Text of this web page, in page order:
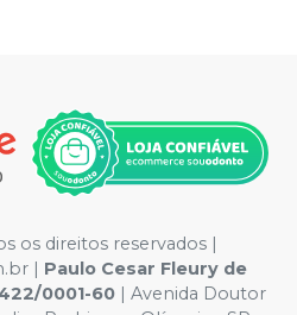
os direitos reservados |
| Paulo Cesar Fleury de
0001-60 | Avenida Doutor